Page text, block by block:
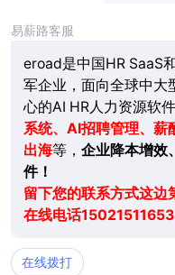
易薪路客服
eroad是中国HR SaaS
军企业，面向全球中大
心的AI HR人力资源软
系统、AI招聘管理、薪
出海等， 企业降本增效
件！
留下您的联系方式这边
在线电话15021511653
在线拨打